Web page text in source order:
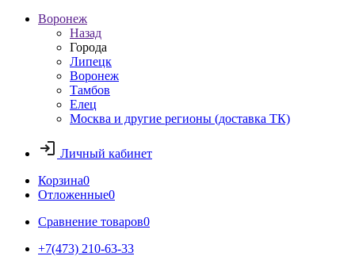
Воронеж
Назад
Города
Липецк
Воронеж
Тамбов
Елец
Москва и другие регионы (доставка ТК)
Личный кабинет
Корзина0
Отложенные0
Сравнение товаров0
+7(473) 210-63-33